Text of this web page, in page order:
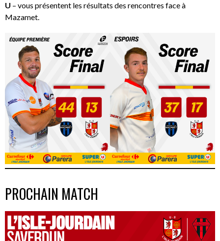
U – vous présentent les résultats des rencontres face à
Mazamet.
PROCHAIN MATCH